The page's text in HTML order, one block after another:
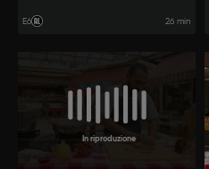
E6 26 min
In riproduzione